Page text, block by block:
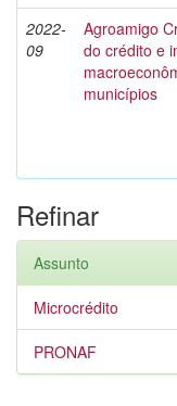
2022-
09
Agroamigo
do crédito e
municípios
Refinar
Assunto
Microcrédito
PRONAF